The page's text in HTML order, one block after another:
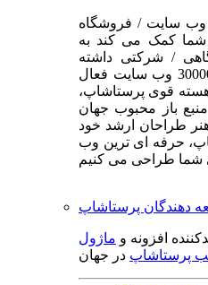
سایت / فروشگاه
شما کمک می کند به
/ شرکتی داشته
باشید. در حال حاضر بیش از 300000 وب سایت فعال
هسته قوی پرستاشاپ،
باز محبوب جهان
هنر طراحان ارشد خود
حرفه ای ترین وب
دهندگان پرستاشاپ
افزونه و ماژول
پرستاشاپ در جهان